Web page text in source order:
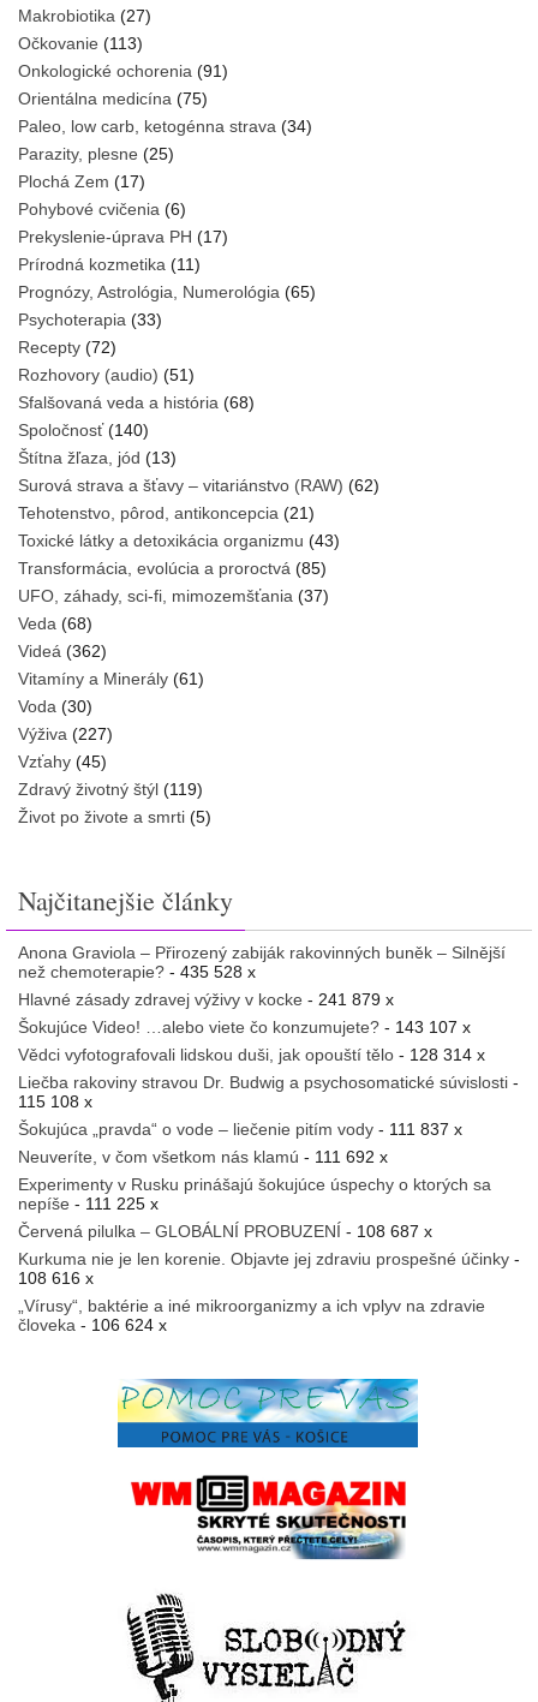
Makrobiotika (27)
Očkovanie (113)
Onkologické ochorenia (91)
Orientálna medicína (75)
Paleo, low carb, ketogénna strava (34)
Parazity, plesne (25)
Plochá Zem (17)
Pohybové cvičenia (6)
Prekyslenie-úprava PH (17)
Prírodná kozmetika (11)
Prognózy, Astrológia, Numerológia (65)
Psychoterapia (33)
Recepty (72)
Rozhovory (audio) (51)
Sfalšovaná veda a história (68)
Spoločnosť(140)
Štítna žľaza, jód (13)
Surová strava a šťavy – vitariánstvo (RAW) (62)
Tehotenstvo, pôrod, antikoncepcia (21)
Toxické látky a detoxikácia organizmu (43)
Transformácia, evolúcia a proroctvá (85)
UFO, záhady, sci-fi, mimozemšťania (37)
Veda (68)
Videá (362)
Vitamíny a Minerály (61)
Voda (30)
Výživa (227)
Vzťahy (45)
Zdravý životný štýl (119)
Život po živote a smrti (5)
Najčitanejšie články
Anona Graviola – Přirozený zabiják rakovinných buněk – Silnější
než chemoterapie? - 435 528 x
Hlavné zásady zdravej výživy v kocke - 241 879 x
Šokujúce Video! …alebo viete čo konzumujete? - 143 107 x
Vědci vyfotografovali lidskou duši, jak opouští tělo - 128 314 x
Liečba rakoviny stravou Dr. Budwig a psychosomatické súvislosti -
115 108 x
Šokujúca „pravda“ o vode – liečenie pitím vody - 111 837 x
Neuveríte, v čom všetkom nás klamú - 111 692 x
Experimenty v Rusku prinášajú šokujúce úspechy o ktorých sa
nepíše - 111 225 x
Červená pilulka – GLOBÁLNÍ PROBUZENÍ - 108 687 x
Kurkuma nie je len korenie. Objavte jej zdraviu prospešné účinky -
108 616 x
„Vírusy“, baktérie a iné mikroorganizmy a ich vplyv na zdravie
človeka - 106 624 x